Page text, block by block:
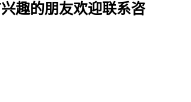
趣的朋友欢迎联系咨